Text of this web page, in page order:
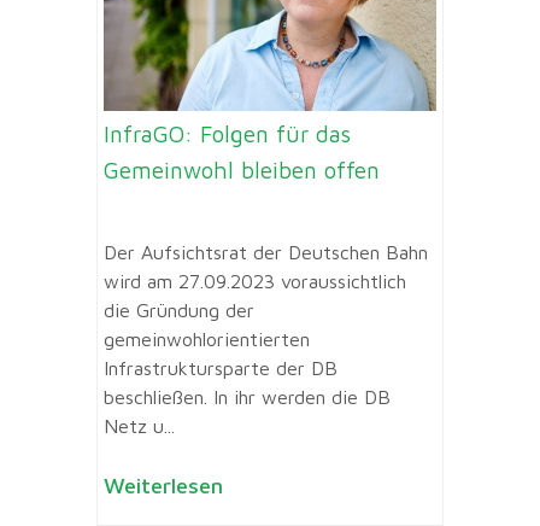
InfraGO: Folgen für das
Gemeinwohl bleiben offen
Der Aufsichtsrat der Deutschen Bahn
wird am 27.09.2023 voraussichtlich
die Gründung der
gemeinwohlorientierten
Infrastruktursparte der DB
beschließen. In ihr werden die DB
Netz u...
Weiterlesen